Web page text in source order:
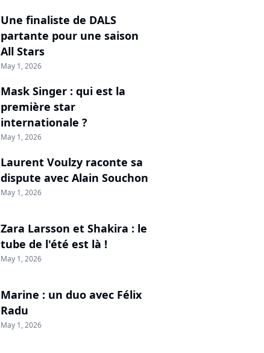
Une finaliste de DALS
partante pour une saison
All Stars
May 1, 2026
Mask Singer : qui est la
première star
internationale ?
May 1, 2026
Laurent Voulzy raconte sa
dispute avec Alain Souchon
May 1, 2026
Zara Larsson et Shakira : le
tube de l'été est là !
May 1, 2026
Marine : un duo avec Félix
Radu
May 1, 2026